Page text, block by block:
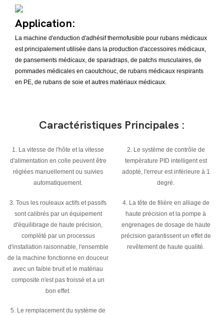
Application:
La machine d'enduction d'adhésif thermofusible pour rubans médicaux
est principalement utilisée dans la production d'accessoires médicaux,
de pansements médicaux, de sparadraps, de patchs musculaires, de
pommades médicales en caoutchouc, de rubans médicaux respirants
en PE, de rubans de soie et autres matériaux médicaux.
Caractéristiques Principales :
1. La vitesse de l'hôte et la vitesse
d'alimentation en colle peuvent être
réglées manuellement ou suivies
automatiquement.
2. Le système de contrôle de
température PID intelligent est
adopté, l'erreur est inférieure à 1
degré.
3. Tous les rouleaux actifs et passifs
sont calibrés par un équipement
d'équilibrage de haute précision,
complété par un processus
d'installation raisonnable, l'ensemble
de la machine fonctionne en douceur
avec un faible bruit et le matériau
composite n'est pas froissé et a un
bon effet.
4. La tête de filière en alliage de
haute précision et la pompe à
engrenages de dosage de haute
précision garantissent un effet de
revêtement de haute qualité.
5. Le remplacement du système de